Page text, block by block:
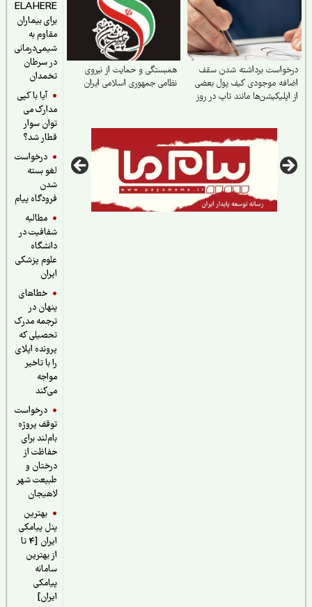
ELAHERE
برای بیماران
مقاوم به
شیمی‌درمانی
در سرطان
تخمدان
آیا با کپی
مدارک می
توان سوار
قطار شد؟
درخواست
لغو بسته
فرودگاه پیام
مطالبه
شفافیت در
دانشگاه
علوم پزشکی
خطاهای
پنهان در
ترجمه مدرک
تحصیلی که
پرونده اپلای
را با تاخیر
درخواست
توقف پروژه
بام‌لند برای
حفاظت از
درختان و
طبیعت شهر
لاهیجان
بهترین
پنل پیامکی
ایران [4 تا
از بهترین
سامانه
پیامکی
برداشته شدن سقف
موجودی کیف پول بعضی
مانند تاپ در روز
همبستگی و حمایت از نیروی
نظامی جمهوری اسلامی ایران